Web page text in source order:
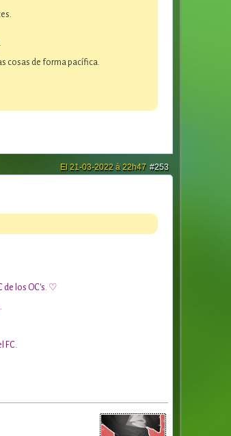
cosas de forma pacífica.
#253
El 21-03-2022 à 22h47
de los OC's. ♡
FC.